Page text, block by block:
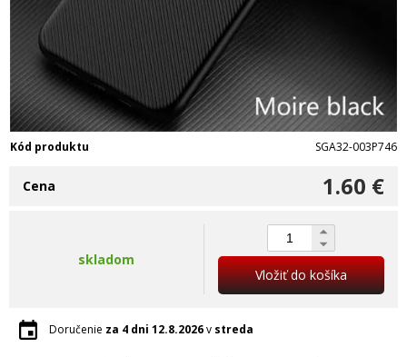
Kód produktu SGA32-003P746
1.60 €
Cena
skladom
Vložiť do košíka
Doručenie za 4 dni 12.8.2026v streda